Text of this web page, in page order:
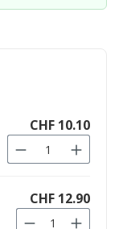
CHF 10.10
CHF 12.90